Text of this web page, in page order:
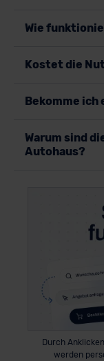
Wie
Kostet die
Bekomme ich
Warum sind
Autohaus?
Durch
werden